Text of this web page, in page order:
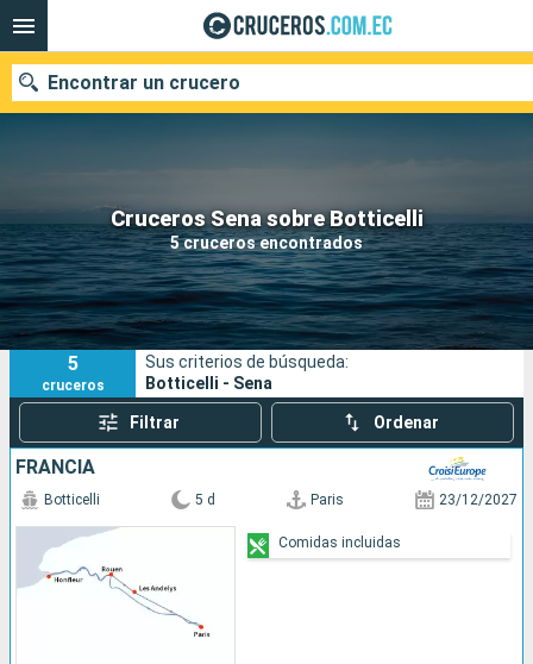
Cruceros Sena sobre Botticelli
5 cruceros encontrados
Encontrar un crucero
Nuestros destinos
Fecha de salida
Puertos Compañías
5
cruceros
Sus criterios de búsqueda:
Botticelli - Sena
Filtrar Ordenar
FRANCIA
Botticelli 5 d Paris 23/12/2027
Comidas incluidas